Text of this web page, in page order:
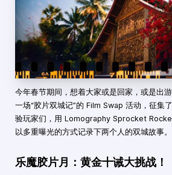
今年春节期间，想着大家或是回家，或是出
一场“胶片双城记”的 Film Swap 活动，征集
验玩家们，用 Lomography Sprocket
以多重曝光的方式记录下两个人的双城故事。
乐魔胶片月：黄金十诫大挑战！